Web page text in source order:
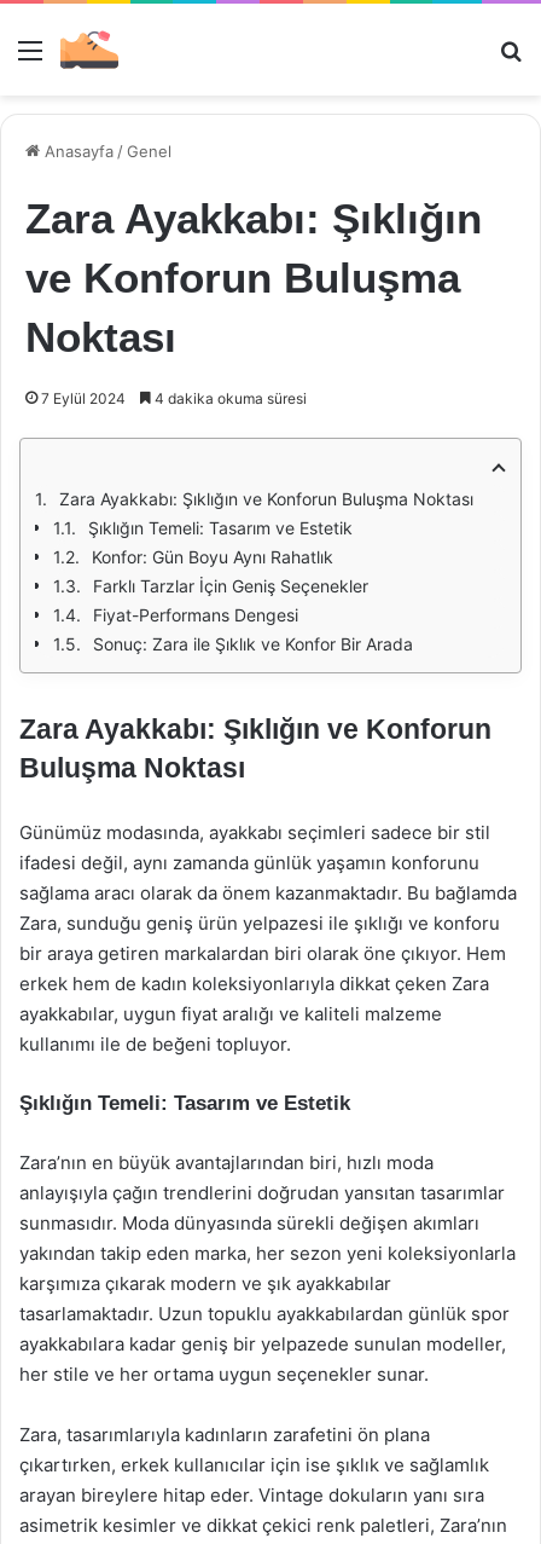
Menü
Anasayfa /Genel
Zara Ayakkabı: Şıklığın
ve Konforun Buluşma
Noktası
7 Eylül 2024 4 dakika okuma süresi
Zara Ayakkabı: Şıklığın ve Konforun Buluşma Noktası
Şıklığın Temeli: Tasarım ve Estetik
Konfor: Gün Boyu Aynı Rahatlık
Farklı Tarzlar İçin Geniş Seçenekler
Fiyat-Performans Dengesi
Sonuç: Zara ile Şıklık ve Konfor Bir Arada
Zara Ayakkabı: Şıklığın ve Konforun
Buluşma Noktası
Günümüz modasında, ayakkabı seçimleri sadece bir stil
ifadesi değil, aynı zamanda günlük yaşamın konforunu
sağlama aracı olarak da önem kazanmaktadır. Bu bağlamda
Zara, sunduğu geniş ürün yelpazesi ile şıklığı ve konforu
bir araya getiren markalardan biri olarak öne çıkıyor. Hem
erkek hem de kadın koleksiyonlarıyla dikkat çeken Zara
ayakkabılar, uygun fiyat aralığı ve kaliteli malzeme
kullanımı ile de beğeni topluyor.
Şıklığın Temeli: Tasarım ve Estetik
Zara’nın en büyük avantajlarından biri, hızlı moda
anlayışıyla çağın trendlerini doğrudan yansıtan tasarımlar
sunmasıdır. Moda dünyasında sürekli değişen akımları
yakından takip eden marka, her sezon yeni koleksiyonlarla
karşımıza çıkarak modern ve şık ayakkabılar
tasarlamaktadır. Uzun topuklu ayakkabılardan günlük spor
ayakkabılara kadar geniş bir yelpazede sunulan modeller,
her stile ve her ortama uygun seçenekler sunar.
Zara, tasarımlarıyla kadınların zarafetini ön plana
çıkartırken, erkek kullanıcılar için ise şıklık ve sağlamlık
arayan bireylere hitap eder. Vintage dokuların yanı sıra
asimetrik kesimler ve dikkat çekici renk paletleri, Zara’nın